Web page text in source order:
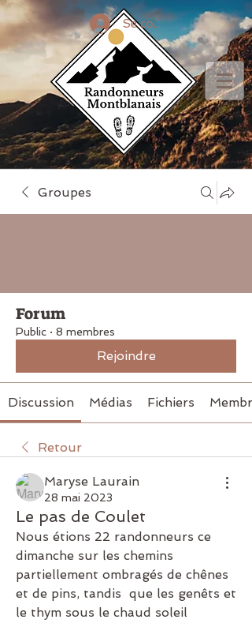
Se connecter
Groupes
Forum
Public · 8 membres
Rejoindre
Discussion Médias Fichiers
Retour
Maryse Laurain
28 mai 2023
Le pas de Coulet
Nous étions 22 randonneurs ce
dimanche sur les chemins
partiellement ombragés de chênes
et de pins, tandis  que les genêts et
le thym sous le chaud soleil